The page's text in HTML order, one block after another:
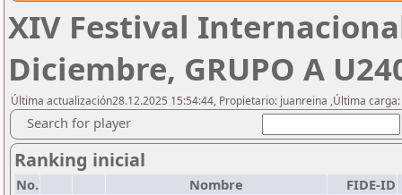
XIV Festival
Diciembre, GRUPO A
Última actualización28.12.2025 15:54:44, Propietario: juanreina ,Última carga:
Search for player
Ranking inicial
No. Nombre FIDE-ID